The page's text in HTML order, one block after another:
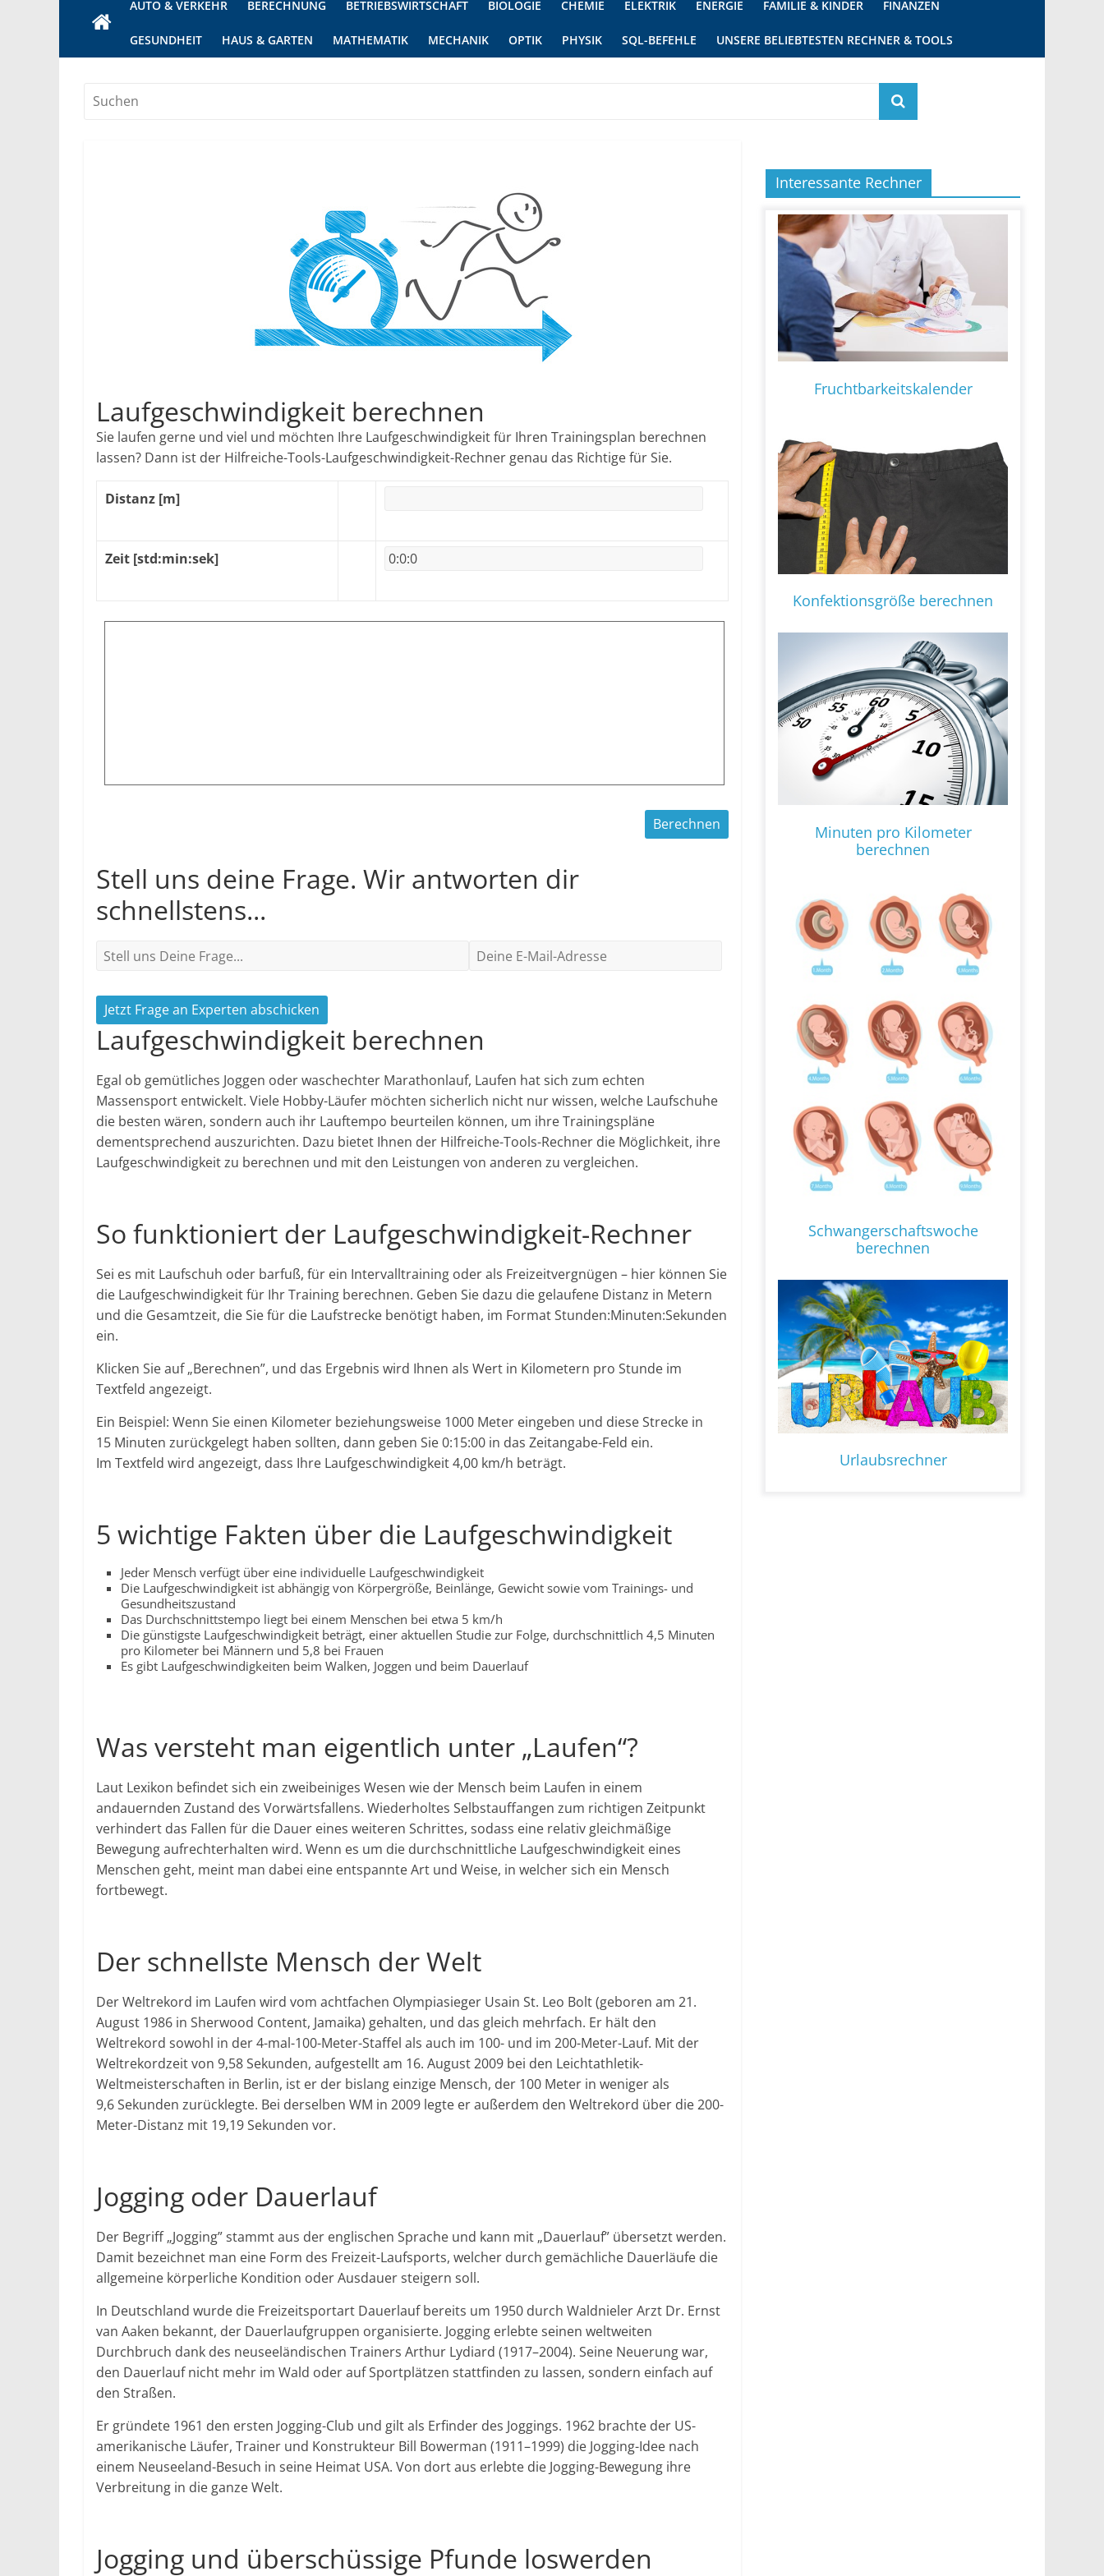
AUTO & VERKEHR BERECHNUNG BETRIEBSWIRTSCHAFT BIOLOGIE CHEMIE ELEKTRIK ENERGIE FAMILIE & KINDER FINANZEN
GESUNDHEIT HAUS & GARTEN MATHEMATIK MECHANIK OPTIK PHYSIK SQL-BEFEHLE UNSERE BELIEBTESTEN RECHNER & TOOLS
Laufgeschwindigkeit berechnen
Sie laufen gerne und viel und möchten Ihre Laufgeschwindigkeit für Ihren Trainingsplan berechnen
lassen? Dann ist der Hilfreiche-Tools-Laufgeschwindigkeit-Rechner genau das Richtige für Sie.
Distanz [m]
Zeit [std:min:sek]
Stell uns deine Frage. Wir antworten dir
schnellstens...
Jetzt Frage an Experten abschicken
Laufgeschwindigkeit berechnen
Egal ob gemütliches Joggen oder waschechter Marathonlauf, Laufen hat sich zum echten
Massensport entwickelt. Viele Hobby-Läufer möchten sicherlich nicht nur wissen, welche Laufschuhe
die besten wären, sondern auch ihr Lauftempo beurteilen können, um ihre Trainingspläne
dementsprechend auszurichten. Dazu bietet Ihnen der Hilfreiche-Tools-Rechner die Möglichkeit, ihre
Laufgeschwindigkeit zu berechnen und mit den Leistungen von anderen zu vergleichen.
So funktioniert der Laufgeschwindigkeit-Rechner
Sei es mit Laufschuh oder barfuß, für ein Intervalltraining oder als Freizeitvergnügen – hier können Sie
die Laufgeschwindigkeit für Ihr Training berechnen. Geben Sie dazu die gelaufene Distanz in Metern
und die Gesamtzeit, die Sie für die Laufstrecke benötigt haben, im Format Stunden:Minuten:Sekunden
ein.
Klicken Sie auf „Berechnen”, und das Ergebnis wird Ihnen als Wert in Kilometern pro Stunde im
Textfeld angezeigt.
Ein Beispiel: Wenn Sie einen Kilometer beziehungsweise 1000 Meter eingeben und diese Strecke in
15 Minuten zurückgelegt haben sollten, dann geben Sie 0:15:00 in das Zeitangabe-Feld ein.
Im Textfeld wird angezeigt, dass Ihre Laufgeschwindigkeit 4,00 km/h beträgt.
5 wichtige Fakten über die Laufgeschwindigkeit
Jeder Mensch verfügt über eine individuelle Laufgeschwindigkeit
Die Laufgeschwindigkeit ist abhängig von Körpergröße, Beinlänge, Gewicht sowie vom Trainings- und
Gesundheitszustand
Das Durchschnittstempo liegt bei einem Menschen bei etwa 5 km/h
Die günstigste Laufgeschwindigkeit beträgt, einer aktuellen Studie zur Folge, durchschnittlich 4,5 Minuten
pro Kilometer bei Männern und 5,8 bei Frauen
Es gibt Laufgeschwindigkeiten beim Walken, Joggen und beim Dauerlauf
Was versteht man eigentlich unter „Laufen“?
Laut Lexikon befindet sich ein zweibeiniges Wesen wie der Mensch beim Laufen in einem
andauernden Zustand des Vorwärtsfallens. Wiederholtes Selbstauffangen zum richtigen Zeitpunkt
verhindert das Fallen für die Dauer eines weiteren Schrittes, sodass eine relativ gleichmäßige
Bewegung aufrechterhalten wird. Wenn es um die durchschnittliche Laufgeschwindigkeit eines
Menschen geht, meint man dabei eine entspannte Art und Weise, in welcher sich ein Mensch
fortbewegt.
Der schnellste Mensch der Welt
Der Weltrekord im Laufen wird vom achtfachen Olympiasieger Usain St. Leo Bolt (geboren am 21.
August 1986 in Sherwood Content, Jamaika) gehalten, und das gleich mehrfach. Er hält den
Weltrekord sowohl in der 4-mal-100-Meter-Staffel als auch im 100- und im 200-Meter-Lauf. Mit der
Weltrekordzeit von 9,58 Sekunden, aufgestellt am 16. August 2009 bei den Leichtathletik-
Weltmeisterschaften in Berlin, ist er der bislang einzige Mensch, der 100 Meter in weniger als
9,6 Sekunden zurücklegte. Bei derselben WM in 2009 legte er außerdem den Weltrekord über die 200-
Meter-Distanz mit 19,19 Sekunden vor.
Jogging oder Dauerlauf
Der Begriff „Jogging” stammt aus der englischen Sprache und kann mit „Dauerlauf” übersetzt werden.
Damit bezeichnet man eine Form des Freizeit-Laufsports, welcher durch gemächliche Dauerläufe die
allgemeine körperliche Kondition oder Ausdauer steigern soll.
In Deutschland wurde die Freizeitsportart Dauerlauf bereits um 1950 durch Waldnieler Arzt Dr. Ernst
van Aaken bekannt, der Dauerlaufgruppen organisierte. Jogging erlebte seinen weltweiten
Durchbruch dank des neuseeländischen Trainers Arthur Lydiard (1917–2004). Seine Neuerung war,
den Dauerlauf nicht mehr im Wald oder auf Sportplätzen stattfinden zu lassen, sondern einfach auf
den Straßen.
Er gründete 1961 den ersten Jogging-Club und gilt als Erfinder des Joggings. 1962 brachte der US-
amerikanische Läufer, Trainer und Konstrukteur Bill Bowerman (1911–1999) die Jogging-Idee nach
einem Neuseeland-Besuch in seine Heimat USA. Von dort aus erlebte die Jogging-Bewegung ihre
Verbreitung in die ganze Welt.
Jogging und überschüssige Pfunde loswerden
Interessante Rechner
Fruchtbarkeitskalender
Konfektionsgröße berechnen
Minuten pro Kilometer
berechnen
Schwangerschaftswoche
berechnen
Urlaubsrechner